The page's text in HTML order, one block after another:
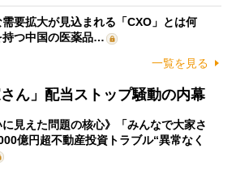
要拡大が見込まれる「CXO」とは何
つ中国の医薬品…
一覧を見る
さん」配当ストップ騒動の内幕
に見えた問題の核心》「みんなで大家さ
億円超不動産投資トラブル“異常なく